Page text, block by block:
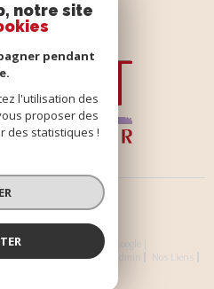
| Traduction powered by Google |
Mentions Légales Admin
Nos Liens
notre site
pendant
l'utilisation des
proposer des
des statistiques !